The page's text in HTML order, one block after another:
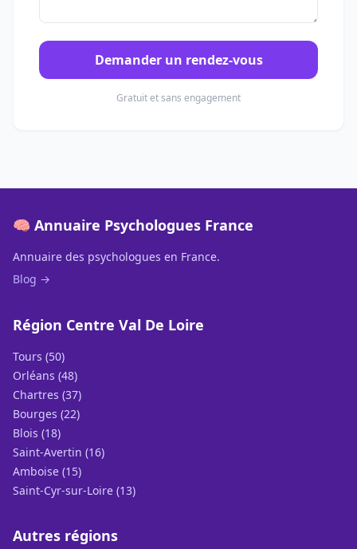
Demander un rendez-vous
Gratuit et sans engagement
🧠 Annuaire Psychologues France
Annuaire des psychologues en France.
Blog →
Région Centre Val De Loire
Tours (50)
Orléans (48)
Chartres (37)
Bourges (22)
Blois (18)
Saint-Avertin (16)
Amboise (15)
Saint-Cyr-sur-Loire (13)
Autres régions